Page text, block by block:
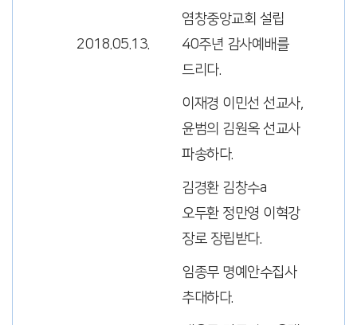
2018.05.13.
염창중앙교회 설립
40주년 감사예배를
드리다.
이재경 이민선 선교사,
윤범의 김원옥 선교사
파송하다.
김경환 김창수a
오두환 정만영 이혁강
장로 장립받다.
임종무 명예안수집사
추대하다.